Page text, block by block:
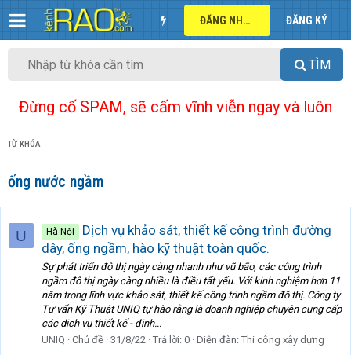
ĐĂNG NHẬP ĐĂNG KÝ
TÌM
Đừng cố SPAM, sẽ cấm vĩnh viễn ngay và luôn
TỪ KHÓA
ống nước ngầm
U Hà Nội
Dịch vụ khảo sát, thiết kế công trình đường
dây, ống ngầm, hào kỹ thuật toàn quốc.
Sự phát triển đô thị ngày càng nhanh như vũ bão, các công trình
ngầm đô thị ngày càng nhiều là điều tất yếu. Với kinh nghiệm hơn 11
năm trong lĩnh vực khảo sát, thiết kế công trình ngầm đô thị. Công ty
Tư vấn Kỹ Thuật UNIQ tự hào rằng là doanh nghiệp chuyên cung cấp
các dịch vụ thiết kế - định...
UNIQ
Chủ đề 31/8/22 Trả lời: 0 Diễn đàn: Thi công xây dựng